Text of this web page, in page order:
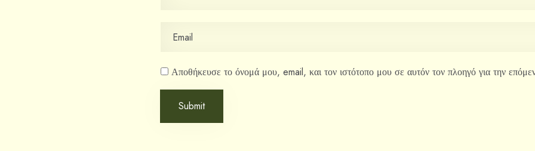
Αποθήκευσε το όνομά μου, email, και τον ιστότοπο μου σε αυτόν τον πλοηγό για την
Submit